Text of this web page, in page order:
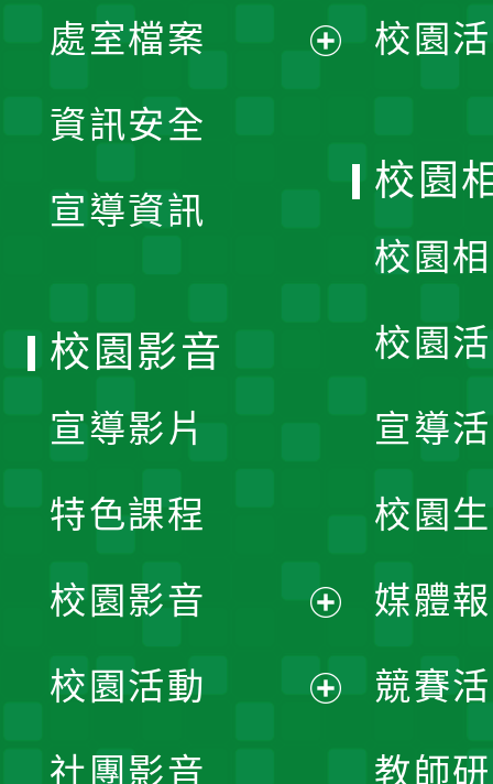
單
處室檔案
資訊安全
宣導資訊
校園
校園
校園
校園
宣導
校園
媒體
競賽
教師
校園影音
宣導影片
特色課程
校園影音
開
校園活動
社團影音